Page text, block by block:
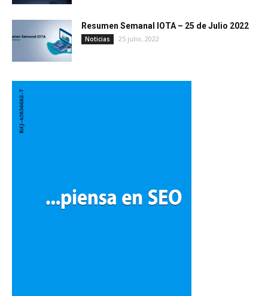
Resumen Semanal IOTA – 25 de Julio 2022
Noticias 25 julio, 2022